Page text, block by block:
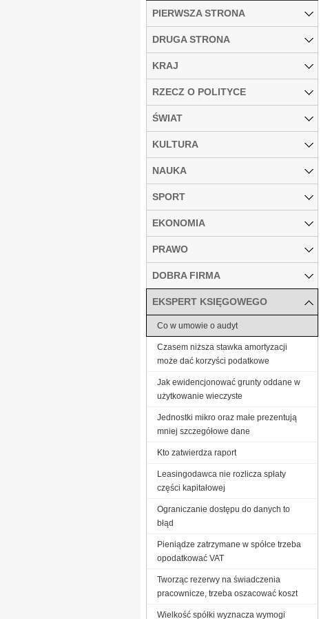
PIERWSZA STRONA
DRUGA STRONA
KRAJ
RZECZ O POLITYCE
ŚWIAT
KULTURA
NAUKA
SPORT
EKONOMIA
PRAWO
DOBRA FIRMA
EKSPERT KSIĘGOWEGO
Co w umowie o audyt
Czasem niższa stawka amortyzacji
może dać korzyści podatkowe
Jak ewidencjonować grunty oddane w
użytkowanie wieczyste
Jednostki mikro oraz małe prezentują
mniej szczegółowe dane
Kto zatwierdza raport
Leasingodawca nie rozlicza spłaty
części kapitałowej
Ograniczanie dostępu do danych to
błąd
Pieniądze zatrzymane w spółce trzeba
opodatkować VAT
Tworząc rezerwy na świadczenia
pracownicze, trzeba oszacować koszt
Wielkość spółki wyznacza wymogi